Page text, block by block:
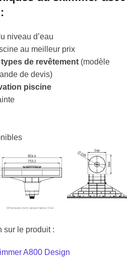
niveau d’eau
au meilleur prix
de revêtement (modèle
de devis)
piscine
sur le produit :
A800 Design